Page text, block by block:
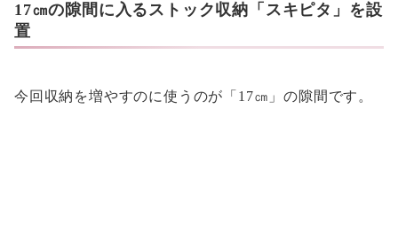
17㎝の隙間に入るストック収納「スキピタ」を設
置
今回収納を増やすのに使うのが「17㎝」の隙間です。